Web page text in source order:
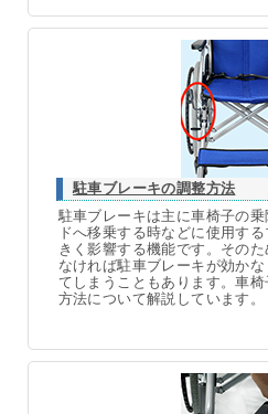
駐車ブレーキの調整方法
駐車ブレーキは主に車椅子の
ドへ移乗する時などに使用す
きく影響する機能です。その
なければ駐車ブレーキが効か
てしまうこともあります。車
方法について解説しています。